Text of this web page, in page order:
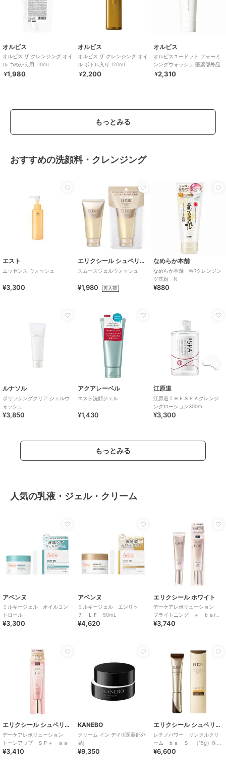
オルビス
オルビス ザ クレンジング オイ
ル つめかえ用 110mL
¥1,980
オルビス
オルビス ザ クレンジング オイ
ル ボトル入り 120mL
¥2,200
オルビス
オルビスユードット フォーミ
ンングウォッシュ 医薬部外品
¥2,310
もっとみる
おすすめの洗顔料・クレンジング
エスト
エッセンス ウォッシュ
¥3,300
エリクシール シュペリエル
スムースジェルウォッシュ
¥1,980 再入荷
なめらか本舗
なめらか本舗 WRクレンジン
グ洗顔 N
¥880
ルナソル
ポリッシングクリア ジェルウ
ォッシュ
¥3,850
アクアレーベル
エステ洗顔ジェル
¥1,430
江原道
江原道ＴＨＥＳＰＡクレンジ
ングローション300mL
¥3,300
もっとみる
人気の乳液・ジェル・クリーム
アベンヌ
ミルキージェル オイルコン
トロール
¥3,300
アベンヌ
ミルキージェル エンリッ
チ ＬＦ 50mL
¥4,620
エリクシール ホワイト
デーケアレボリューション
ブライトニング ＋ ｂａ(医
薬部外品)
¥3,740
エリクシール シュペリエル
デーケアレボリューション
トーンアップ ＳＰ＋ ａａ
¥3,410
KANEBO
クリーム イン デイII[医薬部外
品]
¥9,350
エリクシール シュペリエル
レチノパワー リンクルクリ
ーム ｂａ Ｓ （15g）医薬
部外品
¥6,600